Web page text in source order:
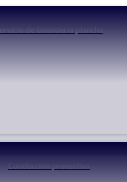
de lavandería plancha
Conducción preventiva